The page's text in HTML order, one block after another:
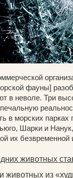
фауны]
в неволе. Три
в морских
Шарки и
их безвременной
животных
животных из